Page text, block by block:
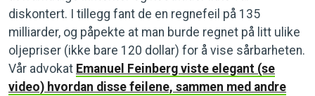
diskontert. I tillegg fant de en regnefeil på 135
milliarder, og påpekte at man burde regnet på litt ulike
oljepriser (ikke bare 120 dollar) for å vise sårbarheten.
Vår advokat Emanuel Feinberg viste elegant (se
video) hvordan disse feilene, sammen med andre